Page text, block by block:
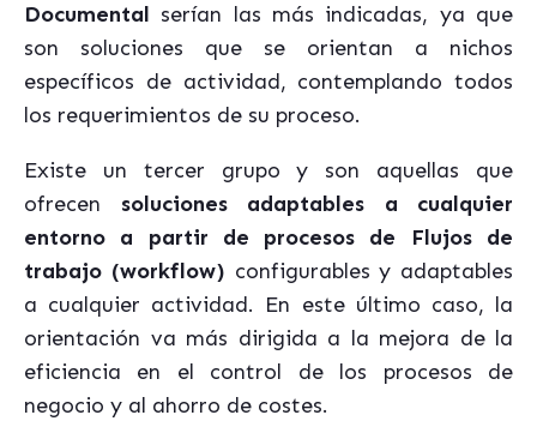
Documental serían las más indicadas, ya que
son soluciones que se orientan a nichos
específicos de actividad, contemplando todos
los requerimientos de su proceso.
Existe un tercer grupo y son aquellas que
ofrecen soluciones adaptables a cualquier
entorno a partir de procesos de Flujos de
trabajo (workflow) configurables y adaptables
a cualquier actividad. En este último caso, la
orientación va más dirigida a la mejora de la
eficiencia en el control de los procesos de
negocio y al ahorro de costes.